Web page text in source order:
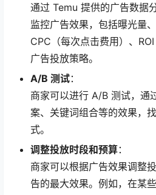
通过 Temu 提供的广告数据
监控广告效果，包括曝光量
CPC（每次点击费用）、
广告投放策略。
A/B 测试：
商家可以进行 A/B 测试，通
案、关键词组合等的效果，
式。
调整投放时段和预算：
商家可以根据广告效果调整
告的最大效果。例如，在某